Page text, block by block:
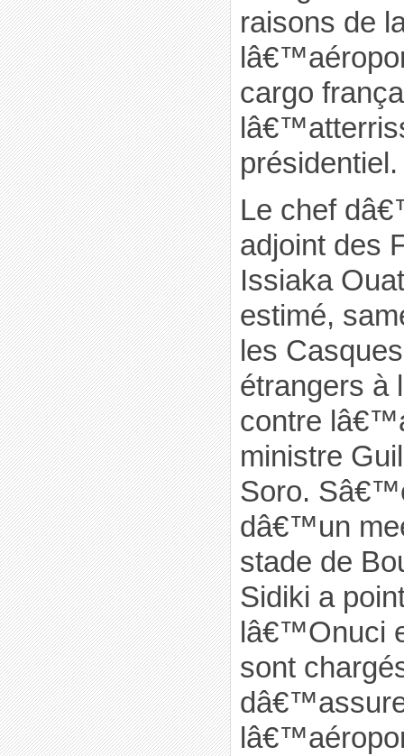
raisons de
cargo
présidentiel.
Le chef
adjoint des
Issiaka
estimé,
les
étrangers
contre
ministre
Soro.
dâ€™un
stade de
Sidiki a
lâ€™Onuci
sont